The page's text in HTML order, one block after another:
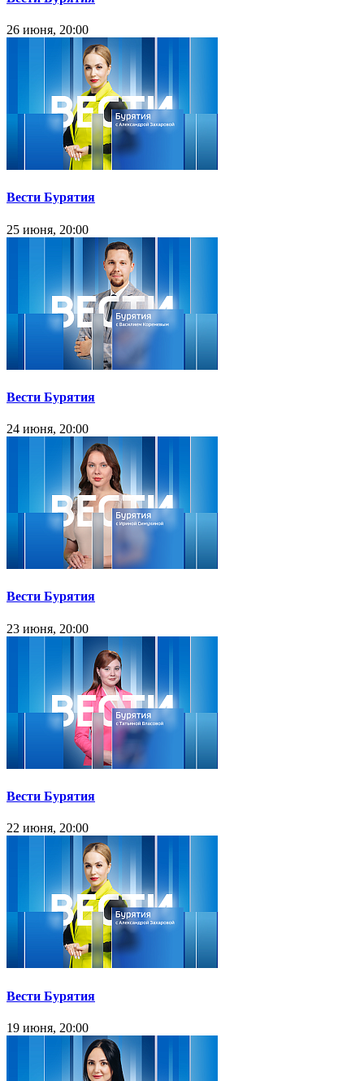
26 июня, 20:00
Вести Бурятия
25 июня, 20:00
Вести Бурятия
24 июня, 20:00
Вести Бурятия
23 июня, 20:00
Вести Бурятия
22 июня, 20:00
Вести Бурятия
19 июня, 20:00